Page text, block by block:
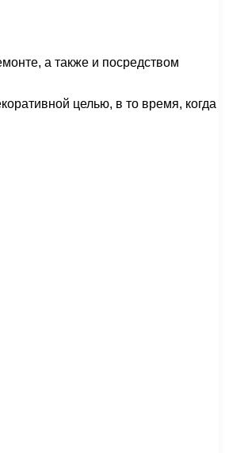
а также и посредством
целью, в то время, когда